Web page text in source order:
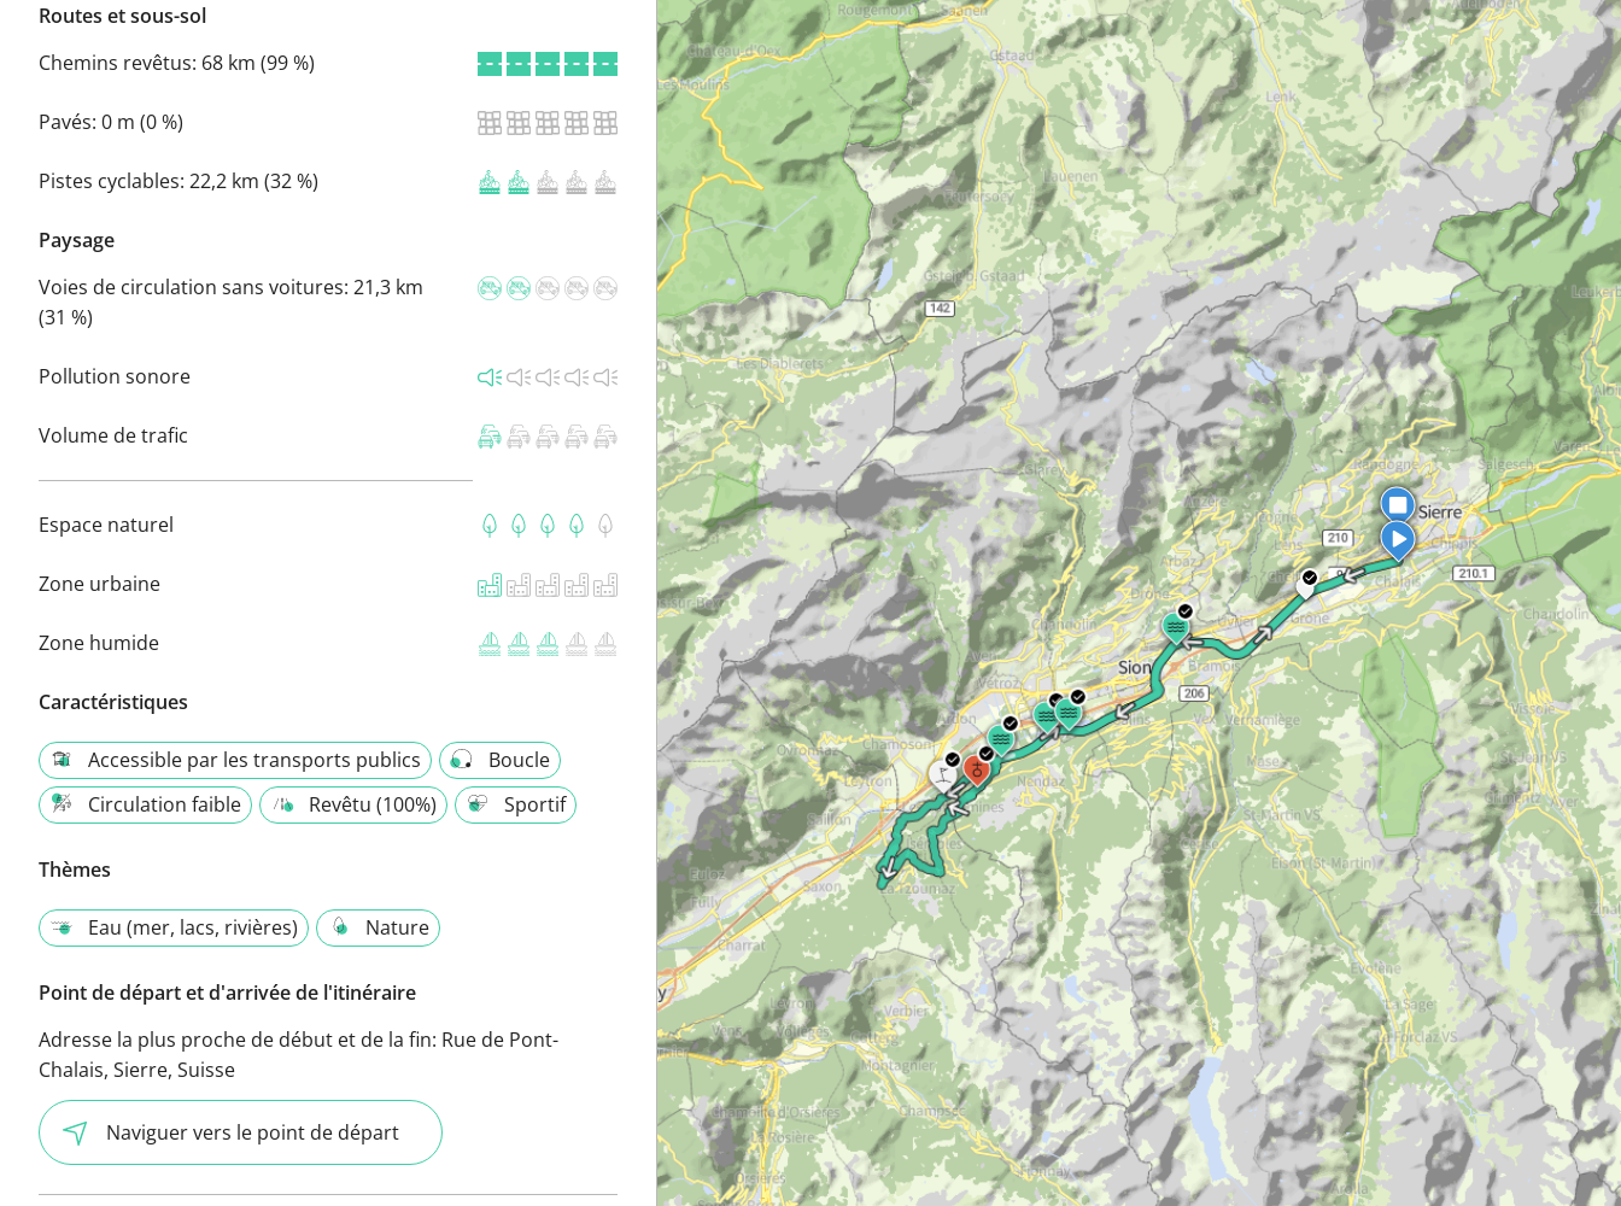
Routes et sous-sol
Chemins revêtus: 68 km (99 %)
Pavés: 0 m (0 %)
Pistes cyclables: 22,2 km (32 %)
Paysage
Voies de circulation sans voitures: 21,3 km
(31 %)
Pollution sonore
Volume de trafic
Espace naturel
Zone urbaine
Zone humide
Caractéristiques
Accessible par les transports publics
Boucle
Circulation faible
Revêtu (100%) Sportif
Thèmes
Eau (mer, lacs, rivières) Nature
Point de départ et d'arrivée de l'itinéraire
Adresse la plus proche de début et de la fin: Rue de Pont-
Chalais, Sierre, Suisse
Naviguer vers le point de départ